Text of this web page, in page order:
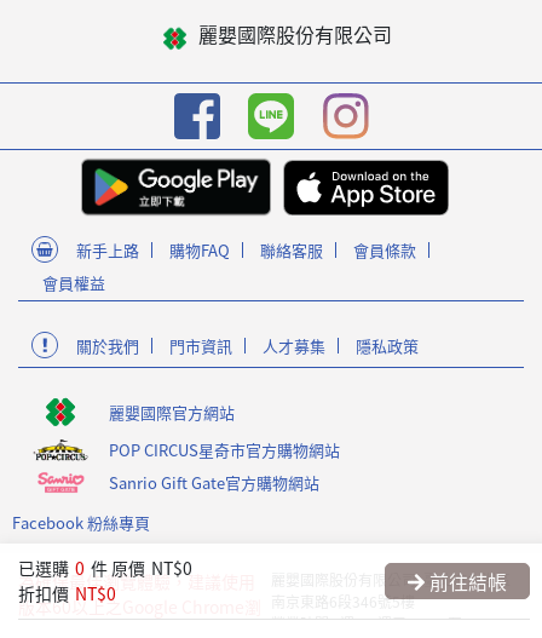
已選購 0 件 原價 NT$0
折扣價 NT$0 前往結帳
麗嬰國際股份有限公司
新手上路 購物FAQ 聯絡客服
會員條款
會員權益
關於我們 門市資訊 人才募集 隱私政策
麗嬰國際官方網站
POP CIRCUS星奇市官方購物網站
Sanrio Gift Gate官方購物網站
Facebook 粉絲專頁
為確保最佳瀏覽體驗，建議使用
版本60以上之Google Chrome瀏
麗嬰國際股份有限公司 臺北市內湖區
南京東路6段346號5樓
營業時間 : 週一~週五 09:00至17:30